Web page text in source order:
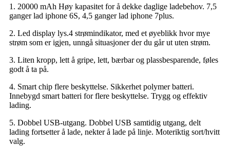
1. 20000 mAh Høy kapasitet for å dekke daglige ladebehov. 7,5
ganger lad iphone 6S, 4,5 ganger lad iphone 7plus.
2. Led display lys.4 strømindikator, med et øyeblikk hvor mye
strøm som er igjen, unngå situasjoner der du går ut uten strøm.
3. Liten kropp, lett å gripe, lett, bærbar og plassbesparende, føles
godt å ta på.
4. Smart chip flere beskyttelse. Sikkerhet polymer batteri.
Innebygd smart batteri for flere beskyttelse. Trygg og effektiv
lading.
5. Dobbel USB-utgang. Dobbel USB samtidig utgang, delt
lading fortsetter å lade, nekter å lade på linje. Moteriktig sort/hvitt
valg.